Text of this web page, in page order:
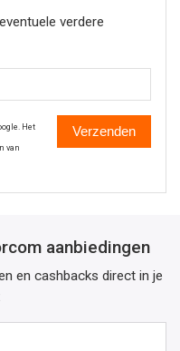
verdere
Verzenden
Het
van
aanbiedingen
en cashbacks direct in je